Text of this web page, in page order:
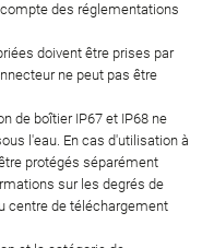
des réglementations
doivent être prises par
ne peut pas être
de boîtier IP67 et IP68 ne
l'eau. En cas d'utilisation à
protégés séparément
sur les degrés de
centre de téléchargement